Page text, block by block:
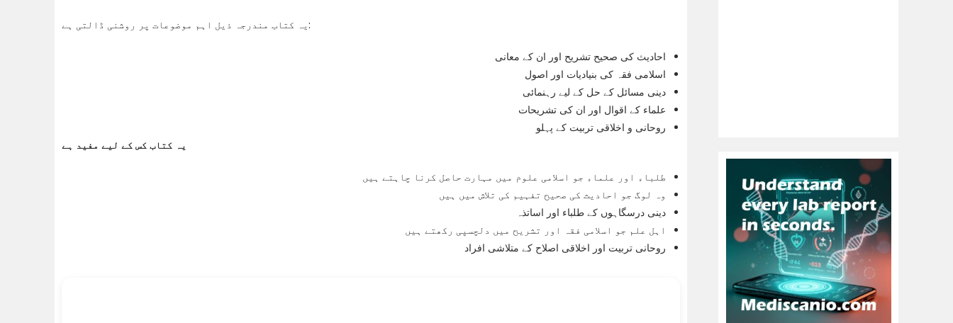
یہ کتاب مندرجہ ذیل اہم موضوعات پر روشنی ڈالتی ہے:
احادیث کی صحیح تشریح اور ان کے معانی
اسلامی فقہ کی بنیادیات اور اصول
دینی مسائل کے حل کے لیے رہنمائی
علماء کے اقوال اور ان کی تشریحات
روحانی و اخلاقی تربیت کے پہلو
یہ کتاب کس کے لیے مفید ہے
طلباء اور علماء جو اسلامی علوم میں مہارت حاصل کرنا چاہتے ہیں
وہ لوگ جو احادیث کی صحیح تفہیم کی تلاش میں ہیں
دینی درسگاہوں کے طلباء اور اساتذہ
اہل علم جو اسلامی فقہ اور تشریح میں دلچسپی رکھتے ہیں
روحانی تربیت اور اخلاقی اصلاح کے متلاشی افراد